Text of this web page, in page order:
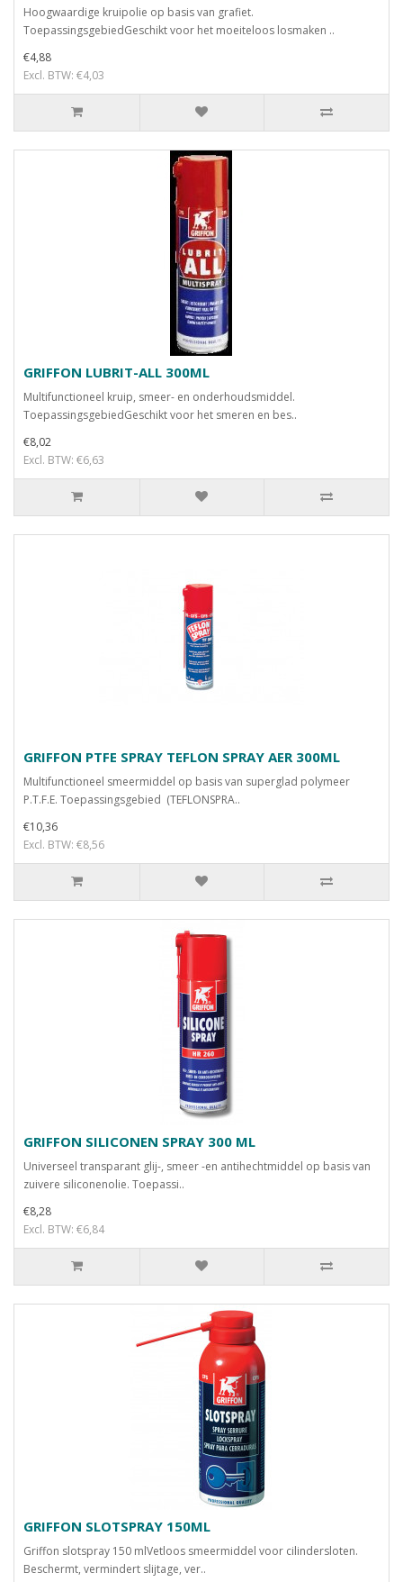
Hoogwaardige kruipolie op basis van grafiet.
ToepassingsgebiedGeschikt voor het moeiteloos losmaken ..
€4,88
Excl. BTW: €4,03
GRIFFON LUBRIT-ALL 300ML
Multifunctioneel kruip, smeer- en onderhoudsmiddel.
ToepassingsgebiedGeschikt voor het smeren en bes..
€8,02
Excl. BTW: €6,63
GRIFFON PTFE SPRAY TEFLON SPRAY AER 300ML
Multifunctioneel smeermiddel op basis van superglad polymeer
P.T.F.E. Toepassingsgebied (TEFLONSPRA..
€10,36
Excl. BTW: €8,56
GRIFFON SILICONEN SPRAY 300 ML
Universeel transparant glij-, smeer -en antihechtmiddel op basis van
zuivere siliconenolie. Toepassi..
€8,28
Excl. BTW: €6,84
GRIFFON SLOTSPRAY 150ML
Griffon slotspray 150 mlVetloos smeermiddel voor cilindersloten.
Beschermt, vermindert slijtage, ver..